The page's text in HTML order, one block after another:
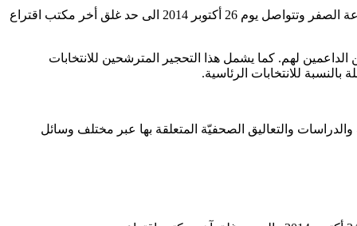
– يضبط هذا القرار القواعد الخاصة بفترة الصمت الانتخابي للانتخابات التشريعية 2014 والتي تنطلق يوم 25 أكتوبر 2014 عند الساعة الصفر وتتواصل يوم 26 أكتوبر 2014 الى حد غلق أخر مكتب اقتراع
لهم. كما يشمل هذا التحجير المترشحين للانتخابات
للانتخابات الرئاسية.
والدراسات والتعاليق الصحفيّة المتعلقة بها عبر مختلف وسائل